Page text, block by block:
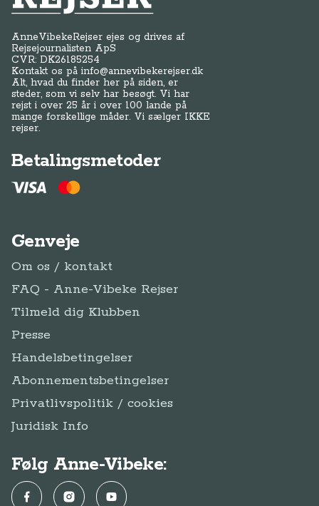
AnneVibekeRejser ejes og drives af
Rejsejournalisten ApS
CVR: DK26185254
Kontakt os påinfo@annevibekerejser.dk
Alt, hvad du finder her på siden, er
steder, som vi selv har besøgt. Vi har
rejst i over 25 år i over 100 lande på
mange forskellige måder. Vi sælger IKKE
rejser.
Betalingsmetoder
Genveje
Om os / kontakt
FAQ - Anne-Vibeke Rejser
Tilmeld dig Klubben
Presse
Handelsbetingelser
Abonnementsbetingelser
Privatlivspolitik / cookies
Juridisk Info
Følg Anne-Vibeke:
FacebookInstagramYouTube